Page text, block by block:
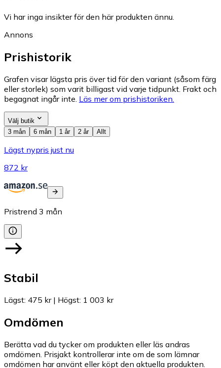
Vi har inga insikter för den här produkten ännu.
Annons
Prishistorik
Grafen visar lägsta pris över tid för den variant (såsom färg
eller storlek) som varit billigast vid varje tidpunkt. Frakt och
begagnat ingår inte. Läs mer om prishistoriken.
Välj butik
3 mån
6 mån 1 år 2 år Allt
Lägst nypris just nu
872 kr
Pristrend 3 mån
Stabil
Lägst: 475 kr| Högst: 1 003 kr
Omdömen
Berätta vad du tycker om produkten eller läs andras
omdömen. Prisjakt kontrollerar inte om de som lämnar
omdömen har använt eller köpt den aktuella produkten.